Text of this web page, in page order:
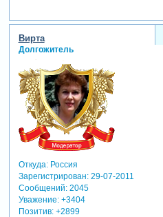
Вирта
Долгожитель
Откуда:Россия
Зарегистрирован: 29-07-2011
Сообщений:2045
Уважение: +3404
Позитив: +2899